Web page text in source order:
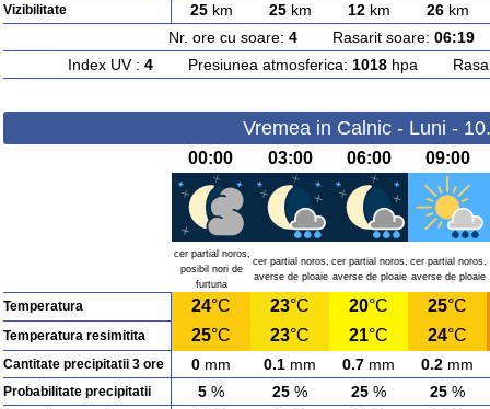
Vizibilitate 25km 25km 12km 26km
Nr. ore cu soare: 4Rasarit soare: 06:19
Index UV : 4Presiunea atmosferica: 1018hpa
Vremea in Calnic - Luni -
00:00 03:00 06:00 09:00
cer partial noros,
posibil nori de
furtuna
cer partial noros,
averse de ploaie
cer partial noros,
averse de ploaie
cer partial noros,
averse de ploaie
Temperatura 24°C 23°C 20°C 25°C
Temperatura resimitita 25°C 23°C 21°C 24°C
Cantitate precipitatii 3 ore 0 mm 0.1 mm 0.7 mm 0.2 mm
Probabilitate precipitatii 5 % 25 % 25 % 25 %